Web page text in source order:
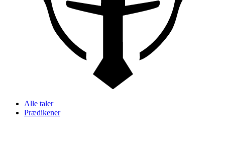
Alle taler
Prædikener